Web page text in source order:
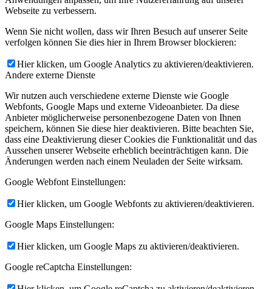
Webseite zu verbessern.
Wenn Sie nicht wollen, dass wir Ihren Besuch auf unserer Seite
verfolgen können Sie dies hier in Ihrem Browser blockieren:
Hier klicken, um Google Analytics zu aktivieren/deaktivieren.
Andere externe Dienste
Wir nutzen auch verschiedene externe Dienste wie Google
Webfonts, Google Maps und externe Videoanbieter. Da diese
Anbieter möglicherweise personenbezogene Daten von Ihnen
speichern, können Sie diese hier deaktivieren. Bitte beachten Sie,
dass eine Deaktivierung dieser Cookies die Funktionalität und das
Aussehen unserer Webseite erheblich beeinträchtigen kann. Die
Änderungen werden nach einem Neuladen der Seite wirksam.
Google Webfont Einstellungen:
Hier klicken, um Google Webfonts zu aktivieren/deaktivieren.
Google Maps Einstellungen:
Hier klicken, um Google Maps zu aktivieren/deaktivieren.
Google reCaptcha Einstellungen: